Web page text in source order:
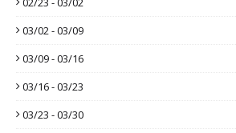
03/02 - 03/09
03/09 - 03/16
03/16 - 03/23
03/23 - 03/30